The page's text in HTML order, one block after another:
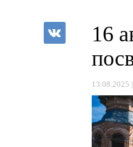
16
13.08.2025